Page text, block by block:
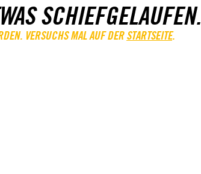
SCHIEFGELAUFEN.
VERSUCHS MAL AUF DER STARTSEITE.